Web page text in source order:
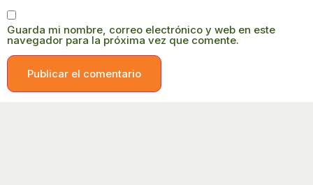
Guarda mi nombre, correo electrónico y web en este
navegador para la próxima vez que comente.